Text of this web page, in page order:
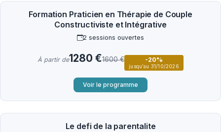
Formation Praticien en Thérapie de Couple
Constructiviste et Intégrative
2 sessions ouvertes
À partir de1280 €1600 € -20%
jusqu'au 31/10/2026
Voir le programme
Le defi de la parentalite